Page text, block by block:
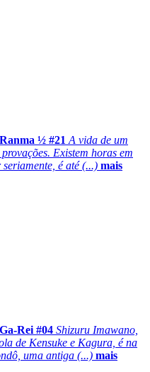
Ranma ½ #21 A vida de um
Existem horas em
é até (...) mais
Ga-Rei #04 Shizuru Imawano,
de Kensuke e Kagura, é na
uma antiga (...) mais